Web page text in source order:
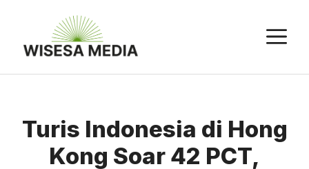
Turis Indonesia di Hong
Kong Soar 42 PCT,